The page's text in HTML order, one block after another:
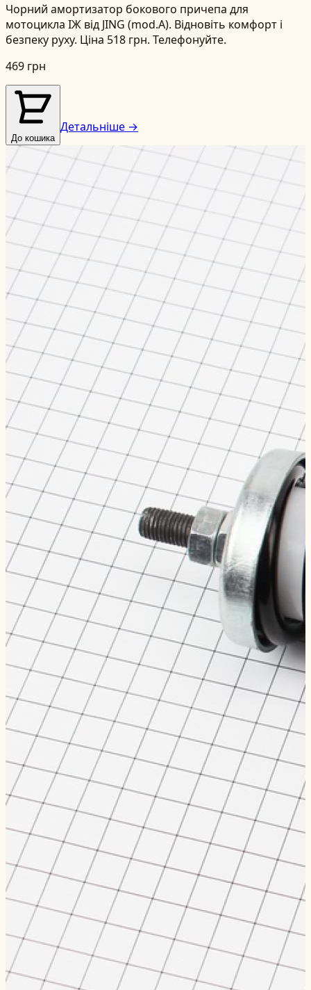
Чорний амортизатор бокового причепа для
мотоцикла ІЖ від JING (mod.A). Відновіть комфорт і
безпеку руху. Ціна 518 грн. Телефонуйте.
469 грн
До кошика
Детальніше →